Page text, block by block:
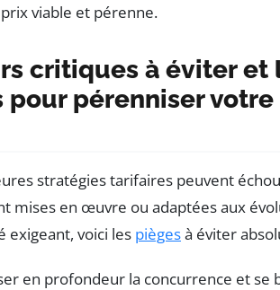
viable et pérenne.
critiques à éviter et
pour pérenniser
stratégies tarifaires peuvent
mises en œuvre ou adaptées aux
exigeant, voici les piègesà éviter
en profondeur la concurrence et se